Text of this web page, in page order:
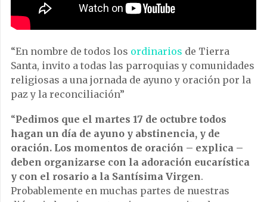
“En nombre de todos los ordinarios de Tierra
Santa, invito a todas las parroquias y comunidades
religiosas a una jornada de ayuno y oración por la
paz y la reconciliación”
“Pedimos que el martes 17 de octubre todos
hagan un día de ayuno y abstinencia, y de
oración. Los momentos de oración – explica –
deben organizarse con la adoración eucarística
y con el rosario a la Santísima Virgen.
Probablemente en muchas partes de nuestras